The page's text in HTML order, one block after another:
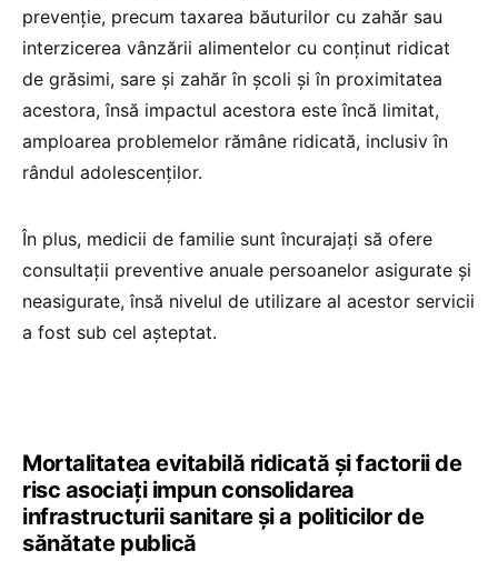
prevenție, precum taxarea băuturilor cu zahăr sau
interzicerea vânzării alimentelor cu conținut ridicat
de grăsimi, sare și zahăr în școli și în proximitatea
acestora, însă impactul acestora este încă limitat,
amploarea problemelor rămâne ridicată, inclusiv în
rândul adolescenților.
În plus, medicii de familie sunt încurajați să ofere
consultații preventive anuale persoanelor asigurate și
neasigurate, însă nivelul de utilizare al acestor servicii
a fost sub cel așteptat.
Mortalitatea evitabilă ridicată și factorii de
risc asociați impun consolidarea
infrastructurii sanitare și a politicilor de
sănătate publică